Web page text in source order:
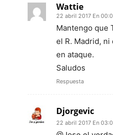
Wattie
22 abril 2017 En
Mantengo que
el R. Madrid,
en ataque.
Saludos
Respuesta
Djorgevic
22 abril 2017 En